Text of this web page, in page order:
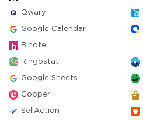
Qwary
Google Calendar
Binotel
Ringostat
Google Sheets
Copper
SellAction